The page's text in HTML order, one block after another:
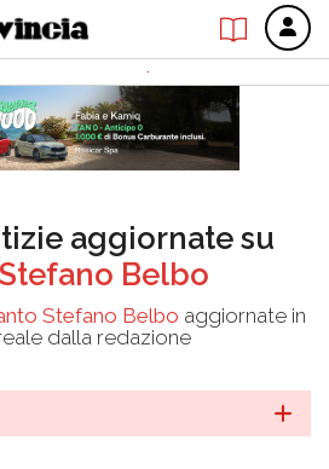
aggiornate su
Belbo
Stefano Belbo aggiornate in
dalla redazione